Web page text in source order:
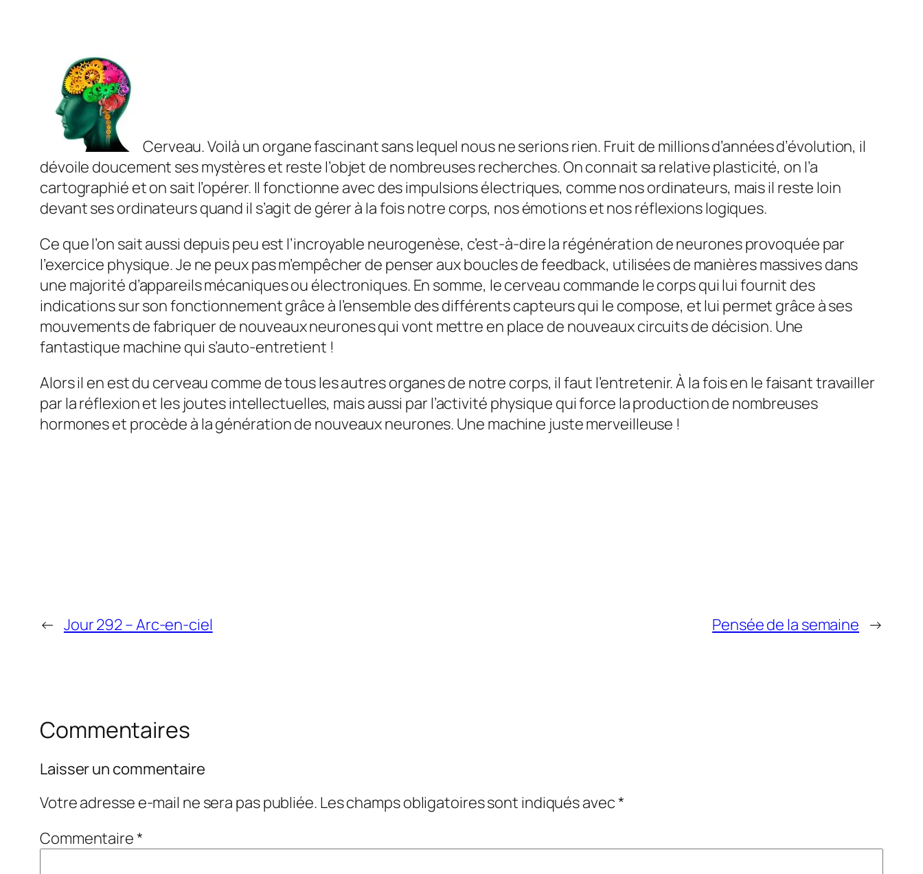
Cerveau. Voilà un organe fascinant sans lequel nous ne serions rien. Fruit de millions d’années d’évolution, il
dévoile doucement ses mystères et reste l’objet de nombreuses recherches. On connait sa relative plasticité, on l’a
cartographié et on sait l’opérer. Il fonctionne avec des impulsions électriques, comme nos ordinateurs, mais il reste loin
devant ses ordinateurs quand il s’agit de gérer à la fois notre corps, nos émotions et nos réflexions logiques.
Ce que l’on sait aussi depuis peu est l’incroyable neurogenèse, c’est-à-dire la régénération de neurones provoquée par
l’exercice physique. Je ne peux pas m’empêcher de penser aux boucles de feedback, utilisées de manières massives dans
une majorité d’appareils mécaniques ou électroniques. En somme, le cerveau commande le corps qui lui fournit des
indications sur son fonctionnement grâce à l’ensemble des différents capteurs qui le compose, et lui permet grâce à ses
mouvements de fabriquer de nouveaux neurones qui vont mettre en place de nouveaux circuits de décision. Une
fantastique machine qui s’auto-entretient !
Alors il en est du cerveau comme de tous les autres organes de notre corps, il faut l’entretenir. À la fois en le faisant travailler
par la réflexion et les joutes intellectuelles, mais aussi par l’activité physique qui force la production de nombreuses
hormones et procède à la génération de nouveaux neurones. Une machine juste merveilleuse !
← Jour 292 – Arc-en-ciel Pensée de la semaine →
Commentaires
Laisser un commentaire
Votre adresse e-mail ne sera pas publiée. Les champs obligatoires sont indiqués avec*
Commentaire*